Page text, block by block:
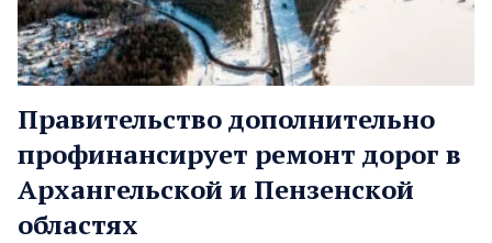
Правительство дополнительно
профинансирует ремонт дорог в
Архангельской и Пензенской
областях